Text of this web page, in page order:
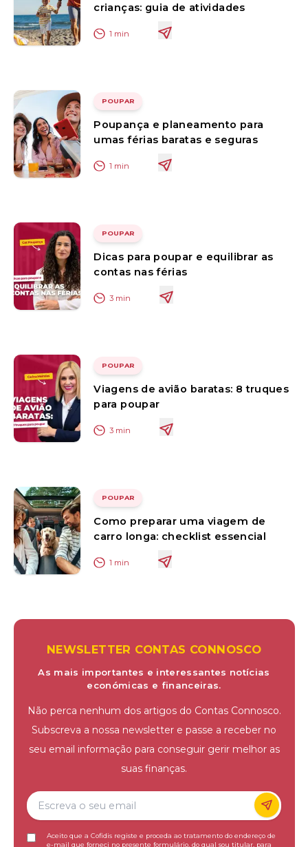
crianças: guia de atividades
1 min
POUPAR
Poupança e planeamento para
umas férias baratas e seguras
1 min
POUPAR
Dicas para poupar e equilibrar as
contas nas férias
3 min
POUPAR
Viagens de avião baratas: 8 truques
para poupar
3 min
POUPAR
Como preparar uma viagem de
carro longa: checklist essencial
1 min
NEWSLETTER CONTAS CONNOSCO
As mais importantes e interessantes notícias
económicas e financeiras.
Não perca nenhum dos artigos do Contas Connosco.
Subscreva a nossa newsletter e passe a receber no
seu email informação para conseguir gerir melhor as
suas finanças.
Aceito que a Cofidis registe e proceda ao tratamento do endereço de
e-mail que forneci no presente formulário, do qual sou titular, para